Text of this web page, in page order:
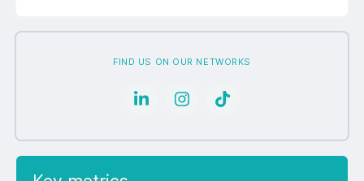
FIND US ON OUR NETWORKS